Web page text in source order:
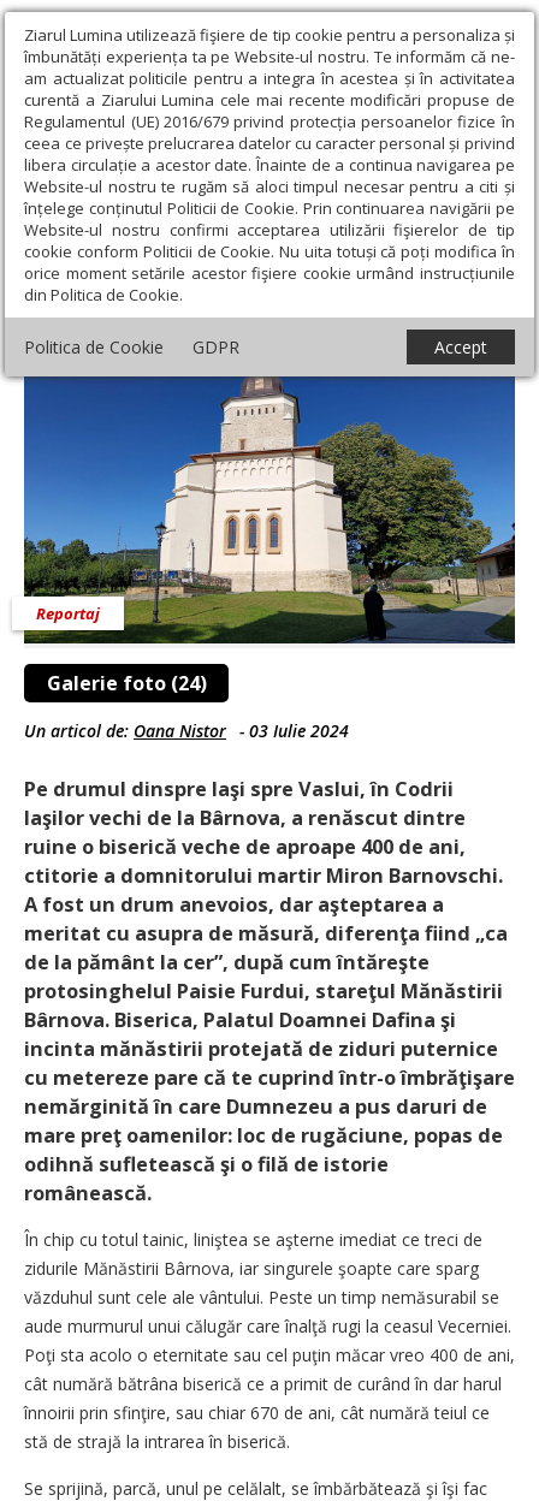
Ziarul Lumina utilizează fişiere de tip cookie pentru a personaliza și
îmbunătăți experiența ta pe Website-ul nostru. Te informăm că ne-
am actualizat politicile pentru a integra în acestea și în activitatea
curentă a Ziarului Lumina cele mai recente modificări propuse de
Regulamentul (UE) 2016/679 privind protecția persoanelor fizice în
ceea ce privește prelucrarea datelor cu caracter personal și privind
libera circulație a acestor date. Înainte de a continua navigarea pe
Website-ul nostru te rugăm să aloci timpul necesar pentru a citi și
înțelege conținutul Politicii de Cookie. Prin continuarea navigării pe
Website-ul nostru confirmi acceptarea utilizării fişierelor de tip
cookie conform Politicii de Cookie. Nu uita totuși că poți modifica în
orice moment setările acestor fişiere cookie urmând instrucțiunile
din Politica de Cookie.
Politica de Cookie GDPR Accept
Ziarul Lumina › Societate › Reportaj › Mănăstirea renăscută din
Codrii Iaşilor
Mănăstirea renăscută din Codrii Iaşilor
Galerie foto (24)
Reportaj
Un articol de: Oana Nistor - 03 Iulie 2024
Pe drumul dinspre Iaşi spre Vaslui, în Codrii
Iaşilor vechi de la Bârnova, a renăscut dintre
ruine o biserică veche de aproape 400 de ani,
ctitorie a domnitorului martir Miron Barnovschi.
A fost un drum anevoios, dar aşteptarea a
meritat cu asupra de măsură, diferenţa fiind „ca
de la pământ la cer”, după cum întăreşte
protosinghelul Paisie Furdui, stareţul Mănăstirii
Bârnova. Biserica, Palatul Doamnei Dafina şi
incinta mănăstirii protejată de ziduri puternice
cu metereze pare că te cuprind într-o îmbrăţişare
nemărginită în care Dumnezeu a pus daruri de
mare preţ oamenilor: loc de rugăciune, popas de
odihnă sufletească şi o filă de istorie
românească.
În chip cu totul tainic, liniştea se aşterne imediat ce treci de
zidurile Mănăstirii Bârnova, iar singurele şoapte care sparg
văzduhul sunt cele ale vântului. Peste un timp nemăsurabil se
aude murmurul unui călugăr care înalţă rugi la ceasul Vecerniei.
Poţi sta acolo o eternitate sau cel puţin măcar vreo 400 de ani,
cât numără bătrâna biserică ce a primit de curând în dar harul
înnoirii prin sfinţire, sau chiar 670 de ani, cât numără teiul ce
stă de strajă la intrarea în biserică.
Se sprijină, parcă, unul pe celălalt, se îmbărbătează şi îşi fac